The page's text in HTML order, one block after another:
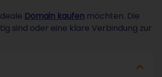
Domain kaufen möchten. Die
sind oder eine klare Verbindung zur